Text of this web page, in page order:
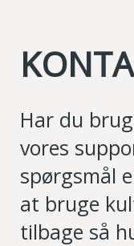
Har du
vores
spørgsmål
at bruge
tilbage så